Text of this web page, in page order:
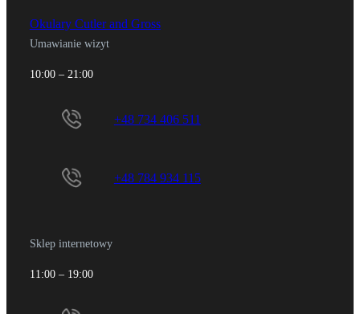
Okulary Cutler and Gross
Umawianie wizyt
10:00 – 21:00
+48 734 406 511
+48 784 934 115
Sklep internetowy
11:00 – 19:00